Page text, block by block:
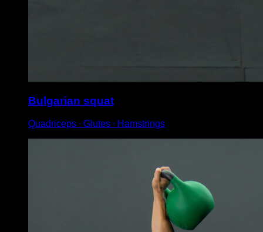
Bulgarian squat
Quadriceps ∙ Glutes ∙ Hamstrings